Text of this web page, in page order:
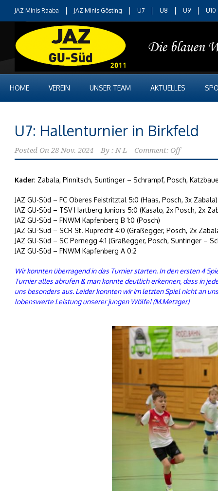
JAZ Minis Raaba JAZ Minis Gösting U7 U8 U9 U10
HOME VEREIN UNSER TEAM AKTUELLES
U7: Hallenturnier in Birkfeld
Posted On 28 Nov. 2024 By : N L Comment: Off
Kader: Zabala, Pinnitsch, Suntinger – Schrampf, Posch,
JAZ GU-Süd – FC Oberes Feistritztal 5:0 (Haas, Posch, 3x Zabala)
JAZ GU-Süd – TSV Hartberg Juniors 5:0 (Kasalo, 2x Posch, 2x
JAZ GU-Süd – FNWM Kapfenberg B 1:0 (Posch)
JAZ GU-Süd – SCR St. Ruprecht 4:0 (Graßegger, Posch, 2x
JAZ GU-Süd – SC Pernegg 4:1 (Graßegger, Posch, Suntinger –
JAZ GU-Süd – FNWM Kapfenberg A 0:2
Wir konnten überragend in das Turnier starten. In den ersten 4
Turnier alles abrufen & man konnte deutlich erkennen, dass in
uns besonders aus. Leider konnten wir im letzten Spiel nicht an
lobenswerte Leistung unserer jungen Wölfe! (M.Metzger)